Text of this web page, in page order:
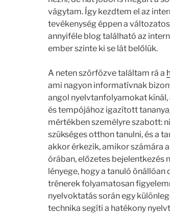
vágytam. Így kezdtem el az
tevékenység éppen a
annyiféle blog található az
ember szinte ki se lát belőlük.
A neten szörfözve találtam rá a
ami nagyon informatívnak
angol nyelvtanfolyamokat
és tempójához igazított
mértékben személyre szabott:
szükséges otthon tanulni, és a
akkor érkezik, amikor számára
órában, előzetes bejelentkezés
lényege, hogy a tanuló önállóan
trénerek folyamatosan
nyelvoktatás során egy
technika segíti a hatékony